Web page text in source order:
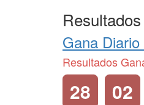
Gana
Resultados
28 02